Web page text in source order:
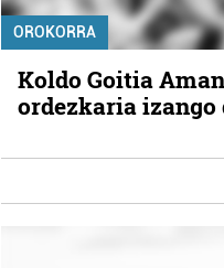
OROKORRA
Koldo Goitia
ordezkaria izango